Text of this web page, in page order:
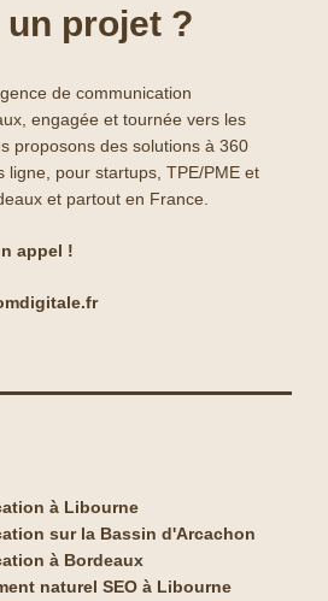
un projet ?
de communication
engagée et tournée vers les
proposons des solutions à 360
ligne, pour startups, TPE/PME et
et partout en France.
appel !
à Libourne
sur la Bassin d'Arcachon
à Bordeaux
naturel SEO à Libourne